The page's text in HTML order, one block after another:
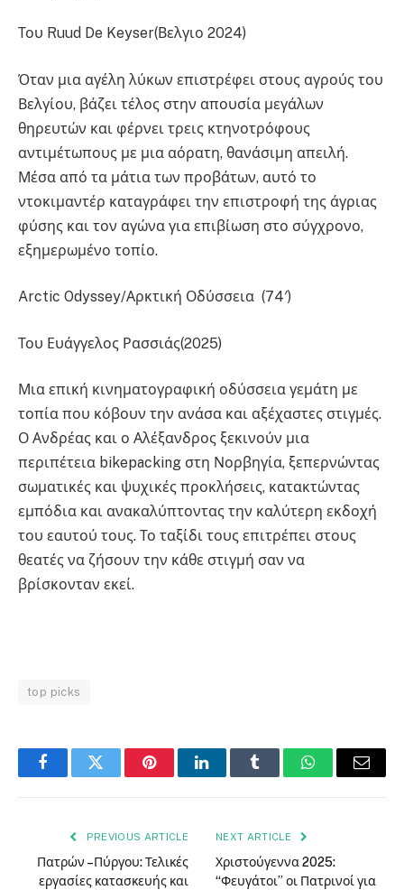
Του Ruud De Keyser(Βελγιο 2024)
Όταν μια αγέλη λύκων επιστρέφει στους αγρούς του
Βελγίου, βάζει τέλος στην απουσία μεγάλων
θηρευτών και φέρνει τρεις κτηνοτρόφους
αντιμέτωπους με μια αόρατη, θανάσιμη απειλή.
Μέσα από τα μάτια των προβάτων, αυτό το
ντοκιμαντέρ καταγράφει την επιστροφή της άγριας
φύσης και τον αγώνα για επιβίωση στο σύγχρονο,
εξημερωμένο τοπίο.
Arctic Odyssey/Αρκτική Οδύσσεια (74′)
Του Ευάγγελος Ρασσιάς(2025)
Μια επική κινηματογραφική οδύσσεια γεμάτη με
τοπία που κόβουν την ανάσα και αξέχαστες στιγμές.
Ο Ανδρέας και ο Αλέξανδρος ξεκινούν μια
περιπέτεια bikepacking στη Νορβηγία, ξεπερνώντας
σωματικές και ψυχικές προκλήσεις, κατακτώντας
εμπόδια και ανακαλύπτοντας την καλύτερη εκδοχή
του εαυτού τους. Το ταξίδι τους επιτρέπει στους
θεατές να ζήσουν την κάθε στιγμή σαν να
βρίσκονταν εκεί.
top picks
FacebookTwitter PinterestLinkedInTumblr WhatsAppEmail
PREVIOUS ARTICLE
Πατρών –Πύργου: Τελικές
εργασίες κατασκευής και
NEXT ARTICLE
Χριστούγεννα 2025:
“Φευγάτοι” οι Πατρινοί για